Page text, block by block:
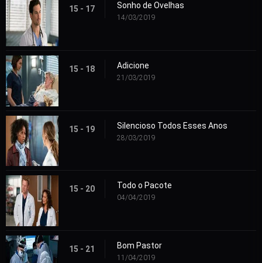
15 - 17 Sonho de Ovelhas
14/03/2019
15 - 18 Adicione
21/03/2019
15 - 19 Silencioso Todos Esses Anos
28/03/2019
15 - 20 Todo o Pacote
04/04/2019
15 - 21 Bom Pastor
11/04/2019